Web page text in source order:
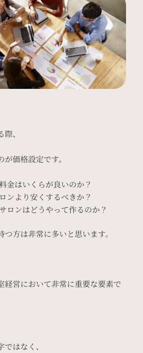
、
価格設定です。
金はいくらが良いのか？
ンより安くするべきか？
ロンはどうやって作るのか？
つ方は非常に多いと思います。
経営において非常に重要な要素で
はなく、